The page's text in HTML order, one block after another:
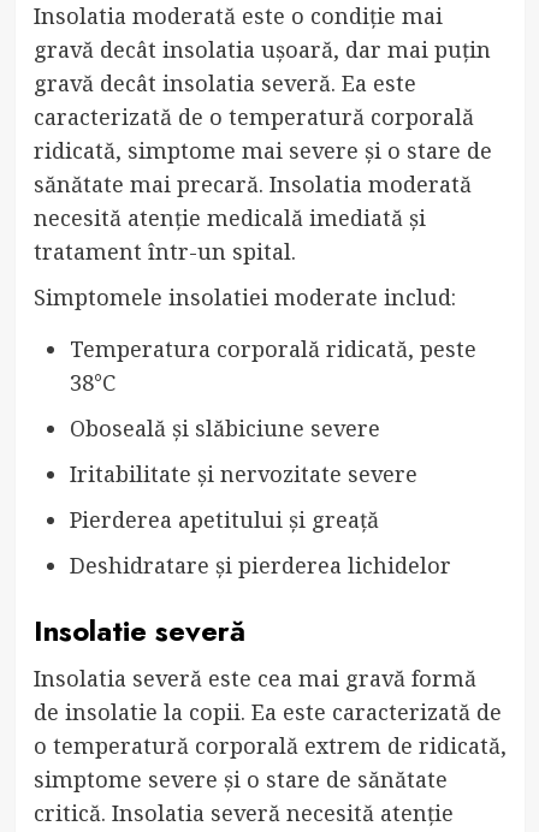
Insolatia moderată este o condiție mai
gravă decât insolatia ușoară, dar mai puțin
gravă decât insolatia severă. Ea este
caracterizată de o temperatură corporală
ridicată, simptome mai severe și o stare de
sănătate mai precară. Insolatia moderată
necesită atenție medicală imediată și
tratament într-un spital.
Simptomele insolatiei moderate includ:
Temperatura corporală ridicată, peste
38°C
Oboseală și slăbiciune severe
Iritabilitate și nervozitate severe
Pierderea apetitului și greață
Deshidratare și pierderea lichidelor
Insolatie severă
Insolatia severă este cea mai gravă formă
de insolatie la copii. Ea este caracterizată de
o temperatură corporală extrem de ridicată,
simptome severe și o stare de sănătate
critică. Insolatia severă necesită atenție